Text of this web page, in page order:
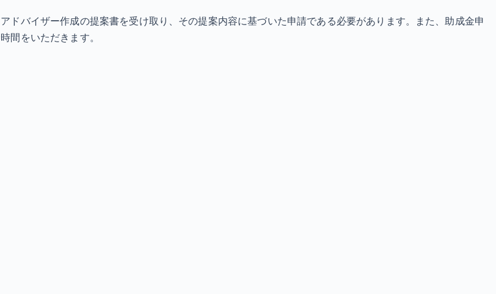
ドバイザー作成の提案書を受け取り、その提案内容に基づいた申請である必要があります。また、助成金申
間をいただきます。